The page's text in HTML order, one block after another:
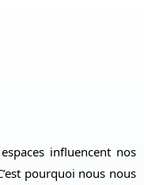
influencent nos
pourquoi nous nous